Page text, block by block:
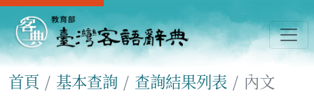
首頁 基本查詢 查詢結果列表 內文